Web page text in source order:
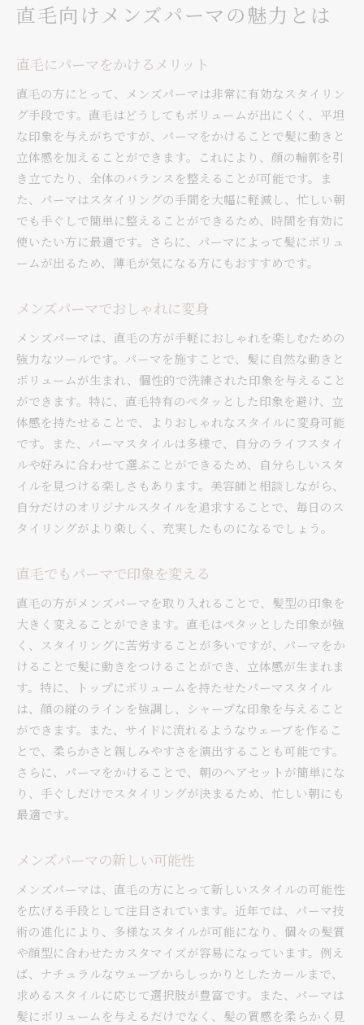
直毛向けメンズパーマの魅力とは
直毛にパーマをかけるメリット
直毛の方にとって、メンズパーマは非常に有効なスタイリン
グ手段です。直毛はどうしてもボリュームが出にくく、平坦
な印象を与えがちですが、パーマをかけることで髪に動きと
立体感を加えることができます。これにより、顔の輪郭を引
き立てたり、全体のバランスを整えることが可能です。ま
た、パーマはスタイリングの手間を大幅に軽減し、忙しい朝
でも手ぐしで簡単に整えることができるため、時間を有効に
使いたい方に最適です。さらに、パーマによって髪にボリュ
ームが出るため、薄毛が気になる方にもおすすめです。
メンズパーマでおしゃれに変身
メンズパーマは、直毛の方が手軽におしゃれを楽しむための
強力なツールです。パーマを施すことで、髪に自然な動きと
ボリュームが生まれ、個性的で洗練された印象を与えること
ができます。特に、直毛特有のペタッとした印象を避け、立
体感を持たせることで、よりおしゃれなスタイルに変身可能
です。また、パーマスタイルは多様で、自分のライフスタイ
ルや好みに合わせて選ぶことができるため、自分らしいスタ
イルを見つける楽しさもあります。美容師と相談しながら、
自分だけのオリジナルスタイルを追求することで、毎日のス
タイリングがより楽しく、充実したものになるでしょう。
直毛でもパーマで印象を変える
直毛の方がメンズパーマを取り入れることで、髪型の印象を
大きく変えることができます。直毛はペタッとした印象が強
く、スタイリングに苦労することが多いですが、パーマをか
けることで髪に動きをつけることができ、立体感が生まれま
す。特に、トップにボリュームを持たせたパーマスタイル
は、顔の縦のラインを強調し、シャープな印象を与えること
ができます。また、サイドに流れるようなウェーブを作るこ
とで、柔らかさと親しみやすさを演出することも可能です。
さらに、パーマをかけることで、朝のヘアセットが簡単にな
り、手ぐしだけでスタイリングが決まるため、忙しい朝にも
最適です。
メンズパーマの新しい可能性
メンズパーマは、直毛の方にとって新しいスタイルの可能性
を広げる手段として注目されています。近年では、パーマ技
術の進化により、多様なスタイルが可能になり、個々の髪質
や顔型に合わせたカスタマイズが容易になっています。例え
ば、ナチュラルなウェーブからしっかりとしたカールまで、
求めるスタイルに応じて選択肢が豊富です。また、パーマは
髪にボリュームを与えるだけでなく、髪の質感を柔らかく見